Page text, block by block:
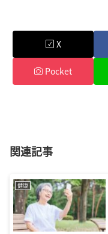
X
Pocket
関連記事
健康